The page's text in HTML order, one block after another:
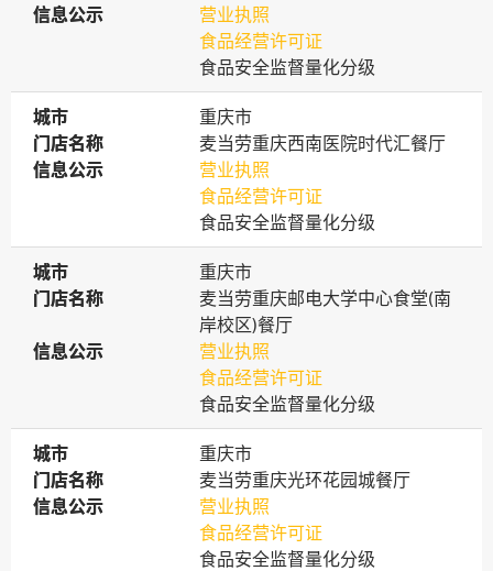
信息公示
信息公示
营业执照
食品经营许可证
食品安全监督量化分级
城市
城市
重庆市
门店名称
门店名称
麦当劳重庆西南医院时代汇餐厅
信息公示
信息公示
营业执照
食品经营许可证
食品安全监督量化分级
城市
城市
重庆市
门店名称
门店名称
麦当劳重庆邮电大学中心食堂(南
岸校区)餐厅
信息公示
信息公示
营业执照
食品经营许可证
食品安全监督量化分级
城市
城市
重庆市
门店名称
门店名称
麦当劳重庆光环花园城餐厅
信息公示
信息公示
营业执照
食品经营许可证
食品安全监督量化分级